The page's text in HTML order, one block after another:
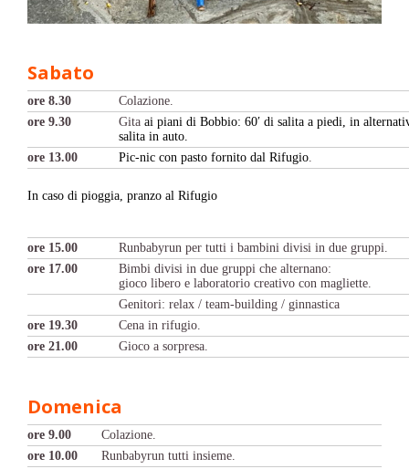
Sabato
ore 8.30
Colazione.
ore 9.30
Gita ai piani di Bobbio: 60′ di salita a piedi, in
salita in auto.
ore 13.00
Pic-nic con pasto fornito dal Rifugio.
In caso di pioggia, pranzo al Rifugio
ore 15.00
Runbabyrun per tutti i bambini divisi in due gruppi.
ore 17.00
Bimbi divisi in due gruppi che alternano:
gioco libero e laboratorio creativo con magliette.
Genitori: relax / team-building / ginnastica
ore 19.30
Cena in rifugio.
ore 21.00
Gioco a sorpresa.
Domenica
ore 9.00
Colazione.
ore 10.00
Runbabyrun tutti insieme.